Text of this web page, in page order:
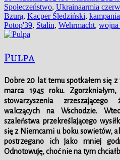
publikacji
Społeczeństwo, UkrainaTagi
armia
Bzurą, Kacper Śledziński,
Potop'39, Stalin, Wehrmacht, wojna
Pulpa
Dobre 20 lat temu spotkałem się
marca 1945 roku.
stowarzyszenia zrzeszającego
walczących na Wschodzie.
szaleństwa przekreślającego
się z Niemcami u boku sowietów,
postrzegano ich jako mniej
Odnotowuję, choć nie na tym